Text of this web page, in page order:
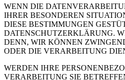
WENN DIE
IHRER BESONDEREN
DIESE BESTIMMUNGEN
DATENSCHUTZERKLÄRUNG.
DENN, WIR KÖNNEN
ODER DIE VERARBEITUNG
WERDEN IHRE
VERARBEITUNG SIE